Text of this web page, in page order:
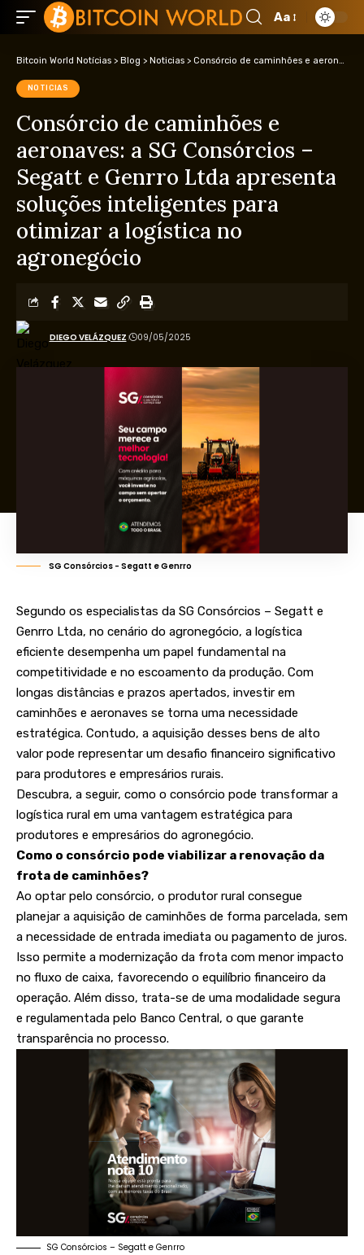
Aa
Bitcoin World Notícias > Blog > Noticias > Consórcio de caminhões e aeronaves: a SG Consórcios – Segatt e Genrro Ltda apresenta soluções inteligentes para otimizar a logística no agronegócio
NOTICIAS
Consórcio de caminhões e
aeronaves: a SG Consórcios –
Segatt e Genrro Ltda apresenta
soluções inteligentes para
otimizar a logística no
agronegócio
DIEGO VELÁZQUEZ 09/05/2025
SG Consórcios - Segatt e Genrro
Segundo os especialistas da SG Consórcios – Segatt e
Genrro Ltda, no cenário do agronegócio, a logística
eficiente desempenha um papel fundamental na
competitividade e no escoamento da produção. Com
longas distâncias e prazos apertados, investir em
caminhões e aeronaves se torna uma necessidade
estratégica. Contudo, a aquisição desses bens de alto
valor pode representar um desafio financeiro significativo
para produtores e empresários rurais.
Descubra, a seguir, como o consórcio pode transformar a
logística rural em uma vantagem estratégica para
produtores e empresários do agronegócio.
Como o consórcio pode viabilizar a renovação da
frota de caminhões?
Ao optar pelo consórcio, o produtor rural consegue
planejar a aquisição de caminhões de forma parcelada, sem
a necessidade de entrada imediata ou pagamento de juros.
Isso permite a modernização da frota com menor impacto
no fluxo de caixa, favorecendo o equilíbrio financeiro da
operação. Além disso, trata-se de uma modalidade segura
e regulamentada pelo Banco Central, o que garante
transparência no processo.
SG Consórcios – Segatt e Genrro